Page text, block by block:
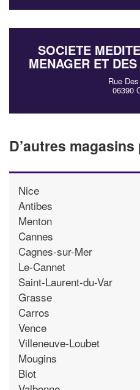
SOCIETE
MENAGER ET
Rue
06390
D’autres
Nice
Antibes
Menton
Cannes
Cagnes-sur-Mer
Le-Cannet
Saint-Laurent-du-Var
Grasse
Carros
Vence
Villeneuve-Loubet
Mougins
Biot